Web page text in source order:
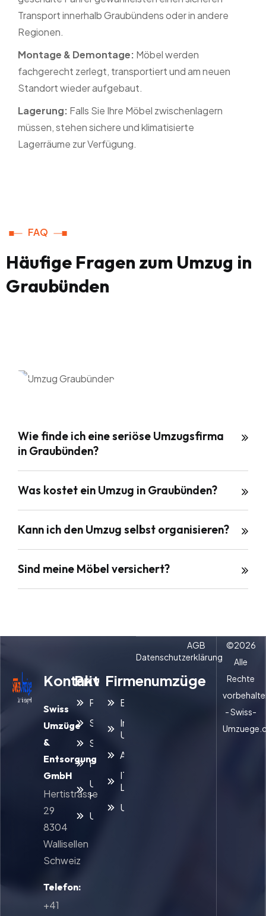
Transport innerhalb Graubündens oder in andere
Regionen.
Montage & Demontage: Möbel werden
fachgerecht zerlegt, transportiert und am neuen
Standort wieder aufgebaut.
Lagerung: Falls Sie Ihre Möbel zwischenlagern
müssen, stehen sichere und klimatisierte
Lagerräume zur Verfügung.
FAQ
Häufige Fragen zum Umzug in
Graubünden
Wie finde ich eine seriöse Umzugsfirma
in Graubünden?
Was kostet ein Umzug in Graubünden?
Kann ich den Umzug selbst organisieren?
Sind meine Möbel versichert?
Kontakt
Swiss
Umzüge
&
Entsorgung
GmbH
Hertistrasse
29
8304
Wallisellen
Schweiz
Telefon:
+41
Privatumzüge
Privatumzug
Seniorenumzug
Studentenumzug
Familienumzug
Umzug mit
Haustieren
Umzugsreinigung
Firmenumzüge
Büroumzug
Interner
Umzug
Archivumzug
IT- und
Laborumzug
Umzugsreinigung
Datenschutzerklärung
©2026
Alle
Rechte
- Swiss-
AGB